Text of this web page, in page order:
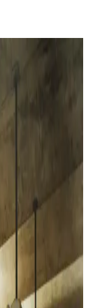
Fit,
kot pantolonları,
Slip
İçin
10 renk
rahatlık sunar,
Kol Atlet:
yumuşak ve nefes
her